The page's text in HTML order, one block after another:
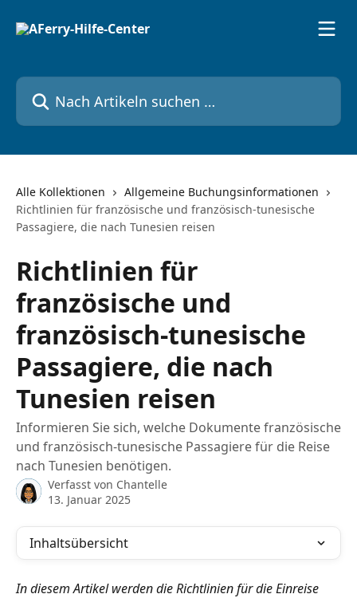
Nach Artikeln suchen …
Alle Kollektionen
Allgemeine Buchungsinformationen
Richtlinien für französische und französisch-tunesische
Passagiere, die nach Tunesien reisen
Richtlinien für
französische und
französisch-tunesische
Passagiere, die nach
Tunesien reisen
Informieren Sie sich, welche Dokumente französische
und französisch-tunesische Passagiere für die Reise
nach Tunesien benötigen.
Verfasst von Chantelle
13. Januar 2025
Inhaltsübersicht
In diesem Artikel werden die Richtlinien für die Einreise